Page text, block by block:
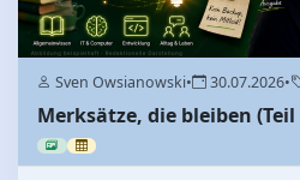
Sven Owsianowski• 30.07.2026•
Merksätze, die bleiben (Teil